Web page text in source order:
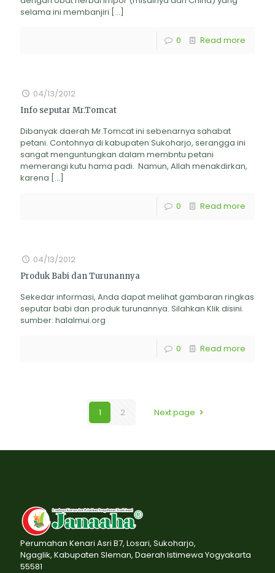
selama ini membanjiri […]
0 Read more
04/13/2012
Info seputar Mr.Tomcat
Dibanyak daerah Mr.Tomcat ini sebenarnya sahabat
petani. Contohnya di kabupaten Sukoharjo, serangga ini
sangat menguntungkan dalam membntu petani
memerangi kutu hama padi. Namun, Allah menakdirkan,
karena […]
0 Read more
04/13/2012
Produk Babi dan Turunannya
Sekedar informasi, Anda dapat melihat gambaran ringkas
seputar babi dan produk turunannya. Silahkan Klik disini.
sumber: halalmui.org
0 Read more
1 2 Next page
Perumahan Kenari Asri B7, Losari, Sukoharjo,
Ngaglik, Kabupaten Sleman, Daerah Istimewa Yogyakarta
55581